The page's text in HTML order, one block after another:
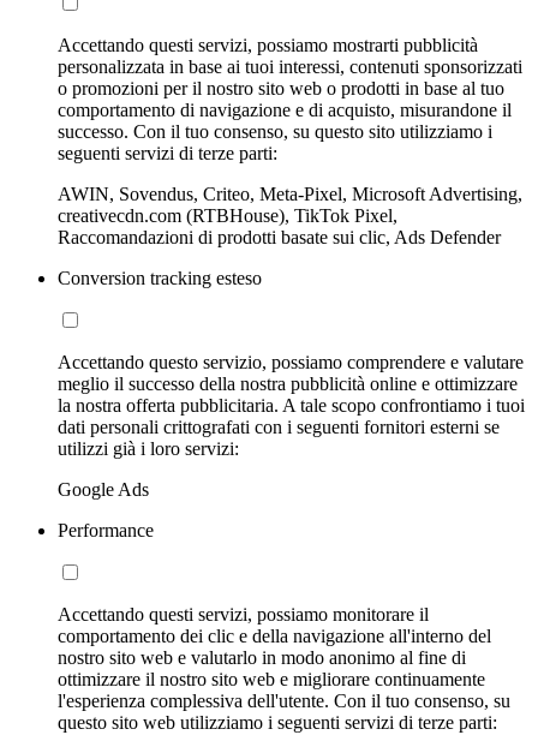
Accettando questi servizi, possiamo mostrarti pubblicità
personalizzata in base ai tuoi interessi, contenuti sponsorizzati
o promozioni per il nostro sito web o prodotti in base al tuo
comportamento di navigazione e di acquisto, misurandone il
successo. Con il tuo consenso, su questo sito utilizziamo i
seguenti servizi di terze parti:
AWIN, Sovendus, Criteo, Meta-Pixel, Microsoft Advertising,
creativecdn.com (RTBHouse), TikTok Pixel,
Raccomandazioni di prodotti basate sui clic, Ads Defender
Conversion tracking esteso
Accettando questo servizio, possiamo comprendere e valutare
meglio il successo della nostra pubblicità online e ottimizzare
la nostra offerta pubblicitaria. A tale scopo confrontiamo i tuoi
dati personali crittografati con i seguenti fornitori esterni se
utilizzi già i loro servizi:
Google Ads
Performance
Accettando questi servizi, possiamo monitorare il
comportamento dei clic e della navigazione all'interno del
nostro sito web e valutarlo in modo anonimo al fine di
ottimizzare il nostro sito web e migliorare continuamente
l'esperienza complessiva dell'utente. Con il tuo consenso, su
questo sito web utilizziamo i seguenti servizi di terze parti: